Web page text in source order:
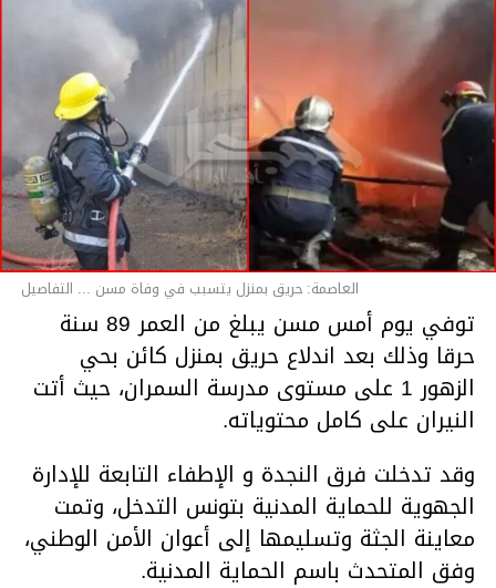
العاصمة: حريق بمنزل يتسبب في وفاة مسن ... التفاصيل
توفي يوم أمس مسن يبلغ من العمر 89 سنة
حرقا وذلك بعد اندلاع حريق بمنزل كائن بحي
الزهور 1 على مستوى مدرسة السمران، حيث أتت
النيران على كامل محتوياته.
وقد تدخلت فرق النجدة و الإطفاء التابعة للإدارة
الجهوية للحماية المدنية بتونس التدخل، وتمت
معاينة الجثة وتسليمها إلى أعوان الأمن الوطني،
وفق المتحدث باسم الحماية المدنية.